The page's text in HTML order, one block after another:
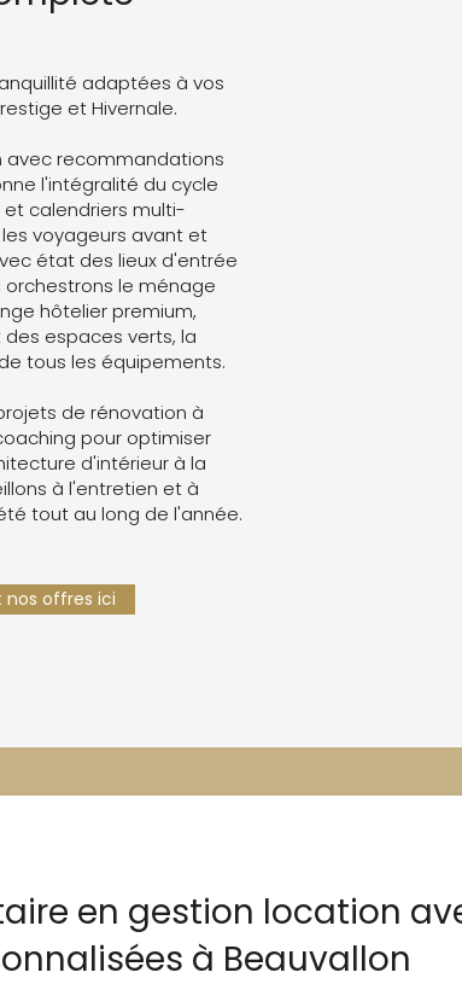
adaptées à vos
et Hivernale.
avec recommandations
l'intégralité du cycle
calendriers multi-
voyageurs avant et
état des lieux d'entrée
orchestrons le ménage
hôtelier premium,
espaces verts, la
tous les équipements.
de rénovation à
pour optimiser
d'intérieur à la
à l'entretien et à
tout au long de l'année.
nos offres ici
en gestion location
à Beauvallon